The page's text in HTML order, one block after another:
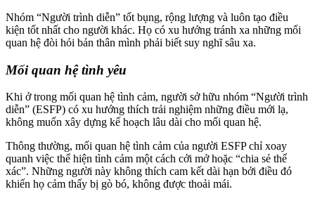
Nhóm “Người trình diễn” tốt bụng, rộng lượng và luôn tạo điều
kiện tốt nhất cho người khác. Họ có xu hướng tránh xa những mối
quan hệ đòi hỏi bản thân mình phải biết suy nghĩ sâu xa.
Mối quan hệ tình yêu
Khi ở trong mối quan hệ tình cảm, người sở hữu nhóm “Người trình
diễn” (ESFP) có xu hướng thích trải nghiệm những điều mới lạ,
không muốn xây dựng kế hoạch lâu dài cho mối quan hệ.
Thông thường, mối quan hệ tình cảm của người ESFP chỉ xoay
quanh việc thể hiện tình cảm một cách cởi mở hoặc “chia sẻ thể
xác”. Những người này không thích cam kết dài hạn bởi điều đó
khiến họ cảm thấy bị gò bó, không được thoải mái.